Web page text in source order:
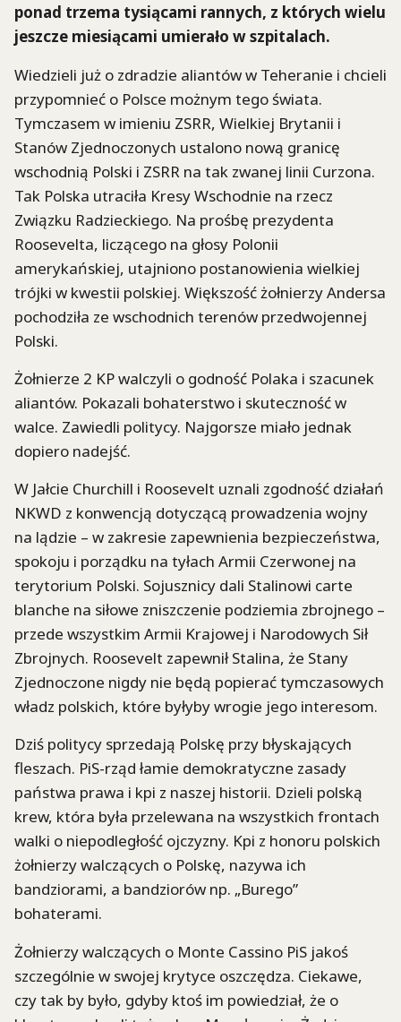
ponad trzema tysiącami rannych, z których wielu
jeszcze miesiącami umierało w szpitalach.
Wiedzieli już o zdradzie aliantów w Teheranie i chcieli
przypomnieć o Polsce możnym tego świata.
Tymczasem w imieniu ZSRR, Wielkiej Brytanii i
Stanów Zjednoczonych ustalono nową granicę
wschodnią Polski i ZSRR na tak zwanej linii Curzona.
Tak Polska utraciła Kresy Wschodnie na rzecz
Związku Radzieckiego. Na prośbę prezydenta
Roosevelta, liczącego na głosy Polonii
amerykańskiej, utajniono postanowienia wielkiej
trójki w kwestii polskiej. Większość żołnierzy Andersa
pochodziła ze wschodnich terenów przedwojennej
Polski.
Żołnierze 2 KP walczyli o godność Polaka i szacunek
aliantów. Pokazali bohaterstwo i skuteczność w
walce. Zawiedli politycy. Najgorsze miało jednak
dopiero nadejść.
W Jałcie Churchill i Roosevelt uznali zgodność działań
NKWD z konwencją dotyczącą prowadzenia wojny
na lądzie – w zakresie zapewnienia bezpieczeństwa,
spokoju i porządku na tyłach Armii Czerwonej na
terytorium Polski. Sojusznicy dali Stalinowi carte
blanche na siłowe zniszczenie podziemia zbrojnego –
przede wszystkim Armii Krajowej i Narodowych Sił
Zbrojnych. Roosevelt zapewnił Stalina, że Stany
Zjednoczone nigdy nie będą popierać tymczasowych
władz polskich, które byłyby wrogie jego interesom.
Dziś politycy sprzedają Polskę przy błyskających
fleszach. PiS-rząd łamie demokratyczne zasady
państwa prawa i kpi z naszej historii. Dzieli polską
krew, która była przelewana na wszystkich frontach
walki o niepodległość ojczyzny. Kpi z honoru polskich
żołnierzy walczących o Polskę, nazywa ich
bandziorami, a bandziorów np. „Burego”
bohaterami.
Żołnierzy walczących o Monte Cassino PiS jakoś
szczególnie w swojej krytyce oszczędza. Ciekawe,
czy tak by było, gdyby ktoś im powiedział, że o